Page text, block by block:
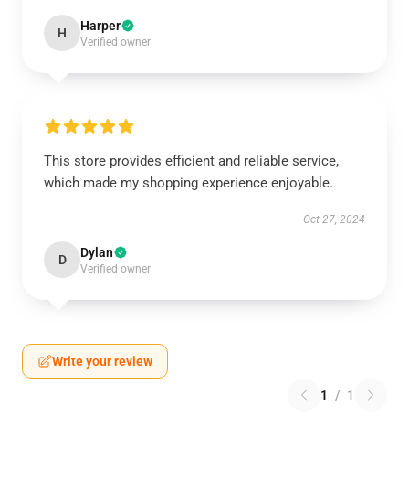
H Harper
Verified owner
This store provides efficient and reliable service,
which made my shopping experience enjoyable.
Oct 27, 2024
D Dylan
Verified owner
Write your review
1 / 1